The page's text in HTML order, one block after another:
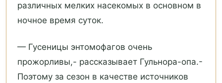
различных мелких насекомых в основном в
ночное время суток.
— Гусеницы энтомофагов очень
прожорливы,- рассказывает Гульнора-опа.-
Поэтому за сезон в качестве источников